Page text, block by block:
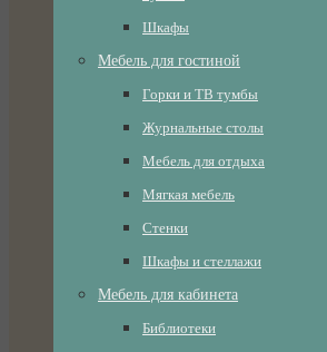
Шкафы
Мебель для гостиной
Горки и ТВ тумбы
Журнальные столы
Мебель для отдыха
Мягкая мебель
Стенки
Шкафы и стеллажи
Мебель для кабинета
Библиотеки